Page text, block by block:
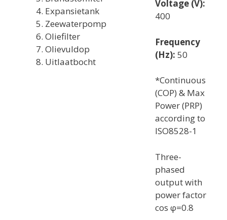
Expansietank
Zeewaterpomp
Oliefilter
Olievuldop
Uitlaatbocht
Voltage (V):
400
Frequency
(Hz): 50
*Continuous
(COP) & Max
Power (PRP)
according to
ISO8528-1
Three-
phased
output with
power factor
cos φ=0.8